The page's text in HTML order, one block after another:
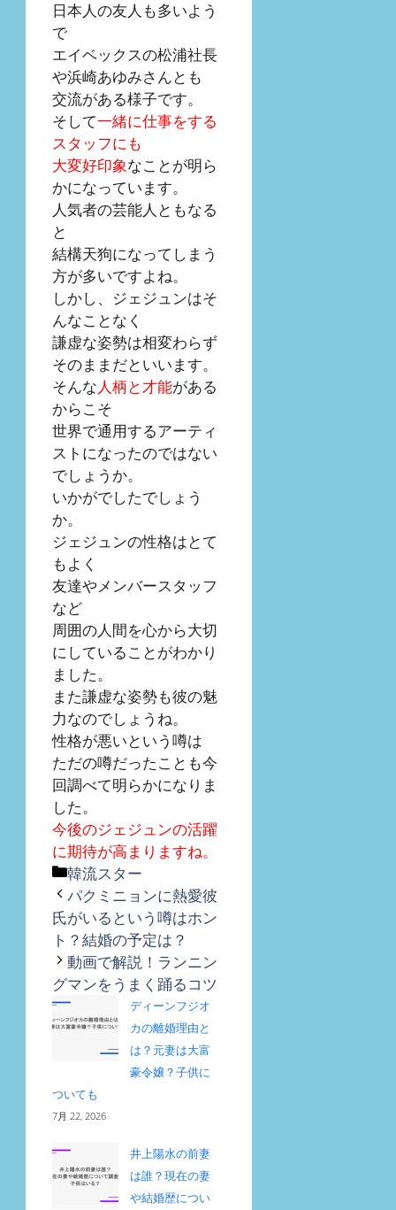
日本人の友人も多いよう
で
エイベックスの松浦社長
や浜崎あゆみさんとも
交流がある様子です。
そして一緒に仕事をする
スタッフにも
大変好印象なことが明ら
かになっています。
人気者の芸能人ともなる
と
結構天狗になってしまう
方が多いですよね。
しかし、ジェジュンはそ
んなことなく
謙虚な姿勢は相変わらず
そのままだといいます。
そんな人柄と才能がある
からこそ
世界で通用するアーティ
ストになったのではない
でしょうか。
いかがでしたでしょう
か。
ジェジュンの性格はとて
もよく
友達やメンバースタッフ
など
周囲の人間を心から大切
にしていることがわかり
ました。
また謙虚な姿勢も彼の魅
力なのでしょうね。
性格が悪いという噂は
ただの噂だったことも今
回調べて明らかになりま
した。
今後のジェジュンの活躍
に期待が高まりますね。
カ
テ
ゴ
リ
ー
韓流スター
パクミニョンに熱愛彼
氏がいるという噂はホン
ト？結婚の予定は？
動画で解説！ランニン
グマンをうまく踊るコツ
ディーンフジオ
カの離婚理由と
は？元妻は大富
豪令嬢？子供に
ついても
7月 22, 2026
井上陽水の前妻
は誰？現在の妻
や結婚歴につい